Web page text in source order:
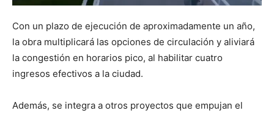
Con un plazo de ejecución de aproximadamente un año,
la obra multiplicará las opciones de circulación y aliviará
la congestión en horarios pico, al habilitar cuatro
ingresos efectivos a la ciudad.
Además, se integra a otros proyectos que empujan el